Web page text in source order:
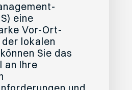
eine
Vor-Ort-
lokalen
Sie das
an Ihre